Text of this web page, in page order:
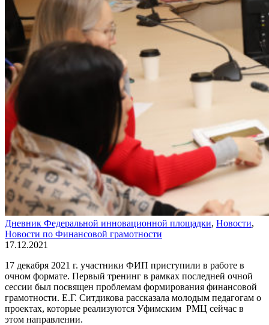
Дневник Федеральной инновационной площадки, Новости,
Новости по Финансовой грамотности
17.12.2021
17 декабря 2021 г. участники ФИП приступили в работе в
очном формате. Первый тренинг в рамках последней очной
сессии был посвящен проблемам формирования финансовой
грамотности. Е.Г. Ситдикова рассказала молодым педагогам о
проектах, которые реализуются Уфимским РМЦ сейчас в
этом направлении.